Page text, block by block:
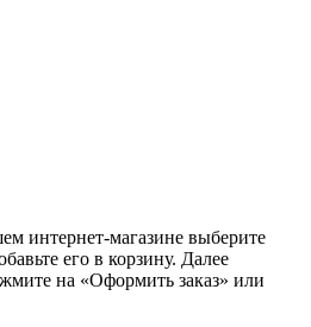
интернет-магазине выберите
его в корзину. Далее
на «Оформить заказ» или